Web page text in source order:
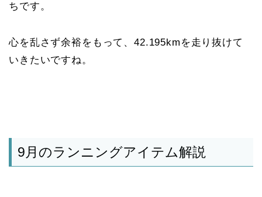
ちです。
心を乱さず余裕をもって、42.195kmを走り抜けて
いきたいですね。
9月のランニングアイテム解説